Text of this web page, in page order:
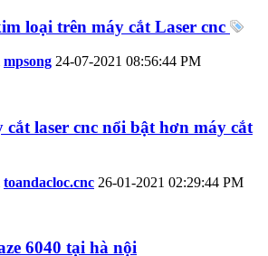
loại trên máy cắt Laser cnc
mpsong 24-07-2021 08:56:44 PM
cắt laser cnc nổi bật hơn máy cắt
toandacloc.cnc 26-01-2021 02:29:44 PM
6040 tại hà nội